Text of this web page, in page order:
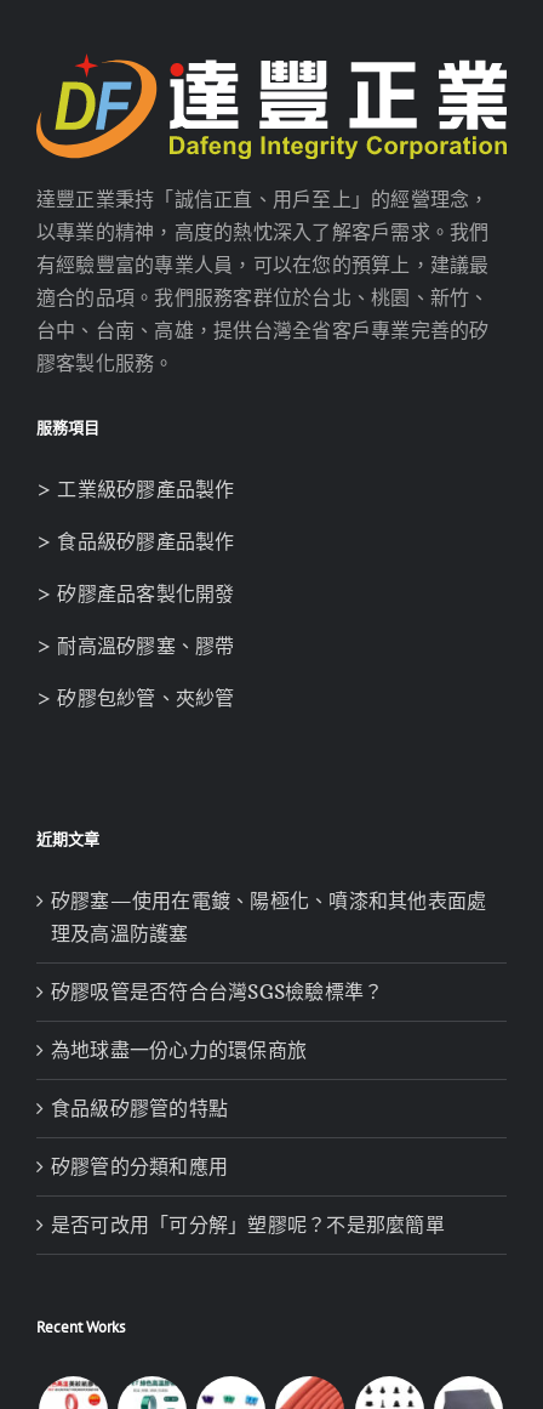
達豐正業秉持「誠信正直、用戶至上」的經營理念，
以專業的精神，高度的熱忱深入了解客戶需求。我們
有經驗豐富的專業人員，可以在您的預算上，建議最
適合的品項。我們服務客群位於台北、桃園、新竹、
台中、台南、高雄，提供台灣全省客戶專業完善的矽
膠客製化服務。
服務項目
> 工業級矽膠產品製作
> 食品級矽膠產品製作
> 矽膠產品客製化開發
> 耐高溫矽膠塞、膠帶
> 矽膠包紗管、夾紗管
近期文章
矽膠塞—使用在電鍍、陽極化、噴漆和其他表面處
理及高溫防護塞
矽膠吸管是否符合台灣SGS檢驗標準？
為地球盡一份心力的環保商旅
食品級矽膠管的特點
矽膠管的分類和應用
是否可改用「可分解」塑膠呢？不是那麼簡單
Recent Works